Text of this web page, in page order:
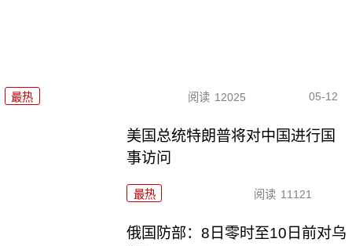
最热 阅读 12025 05-12
美国总统特朗普将对中国进行国
事访问
最热 阅读 11121
俄国防部：8日零时至10日前对乌